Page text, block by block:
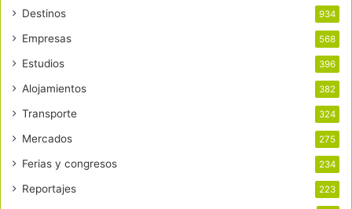
Destinos 934
Empresas 568
Estudios 396
Alojamientos 382
Transporte 324
Mercados 275
Ferias y congresos 234
Reportajes 223